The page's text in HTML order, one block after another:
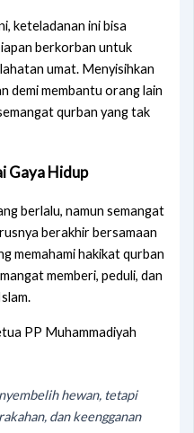
keteladanan ini bisa
berkorban untuk
umat. Menyisihkan
demi membantu orang lain
qurban yang tak
Gaya Hidup
berlalu, namun semangat
berakhir bersamaan
memahami hakikat qurban
memberi, peduli, dan
PP Muhammadiyah
hewan, tetapi
dan keengganan